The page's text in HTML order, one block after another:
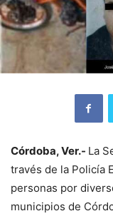
Córdoba, Ver.- La
través de la Policía
personas por
municipios de